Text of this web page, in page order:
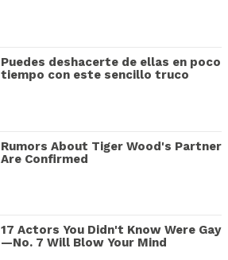
Puedes deshacerte de ellas en poco
tiempo con este sencillo truco
Rumors About Tiger Wood's Partner
Are Confirmed
17 Actors You Didn't Know Were Gay
—No. 7 Will Blow Your Mind